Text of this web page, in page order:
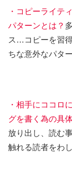
・コピーライテ
パターンとは？
ス…コピーを習
ちな意外なパタ
・相手にココロ
グを書く為の具
放り出し、読む
触れる読者をわ